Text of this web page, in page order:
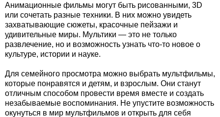
Анимационные фильмы могут быть рисованными, 3D
или сочетать разные техники. В них можно увидеть
захватывающие сюжеты, красочные пейзажи и
удивительные миры. Мультики — это не только
развлечение, но и возможность узнать что-то новое о
культуре, истории и науке.
Для семейного просмотра можно выбрать мультфильмы,
которые понравятся и детям, и взрослым. Они станут
отличным способом провести время вместе и создать
незабываемые воспоминания. Не упустите возможность
окунуться в мир мультфильмов и открыть для себя